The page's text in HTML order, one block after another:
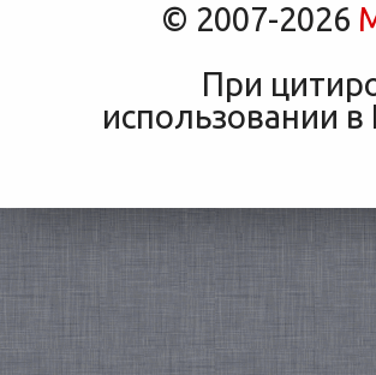
© 2007-2026
При
использовании